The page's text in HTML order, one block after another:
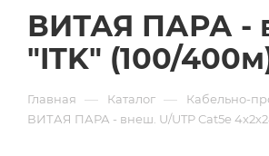
ВИТАЯ ПАРА -
"ITK" (100/
Главная — Каталог — Кабельно-
ВИТАЯ ПАРА - внеш. U/UTP Cat5e